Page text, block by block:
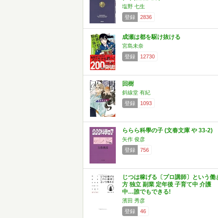
塩野 七生
登録
2836
成瀬は都を駆け抜ける
宮島未奈
登録
12730
回樹
斜線堂 有紀
登録
1093
ららら科學の子 (文春文庫 や 33-2)
矢作 俊彦
登録
756
じつは稼げる〔プロ講師〕という働
方 独立 副業 定年後 子育て中 介護
中…誰でもできる!
濱田 秀彦
登録
46